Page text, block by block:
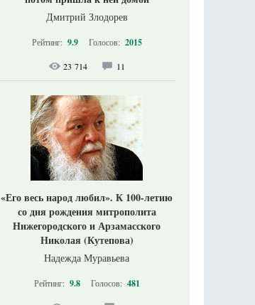
Дмитрий Злодорев
Рейтинг: 9.9 Голосов: 2015
23 714 11
«Его весь народ любил». К 100-летию
со дня рождения митрополита
Нижегородского и Арзамасского
Николая (Кутепова)
Надежда Муравьева
Рейтинг: 9.8 Голосов: 481